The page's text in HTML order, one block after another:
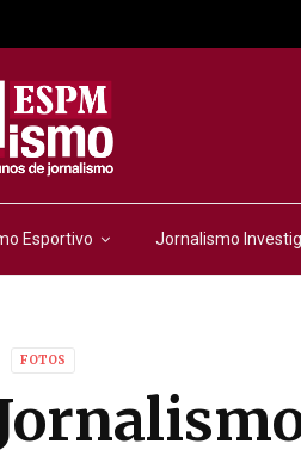
Esportivo Jornalismo
FOTOS